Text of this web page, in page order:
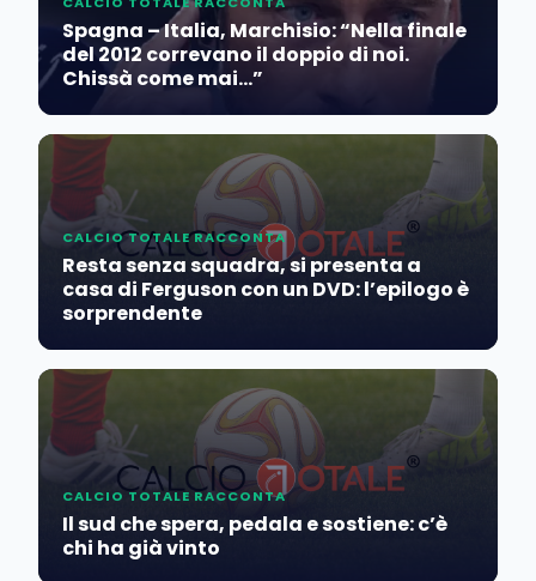
Spagna – Italia, Marchisio: “Nella finale
del 2012 correvano il doppio di noi.
Chissà come mai…”
CALCIO TOTALE RACCONTA
Resta senza squadra, si presenta a
casa di Ferguson con un DVD: l’epilogo è
sorprendente
CALCIO TOTALE RACCONTA
Il sud che spera, pedala e sostiene: c’è
chi ha già vinto